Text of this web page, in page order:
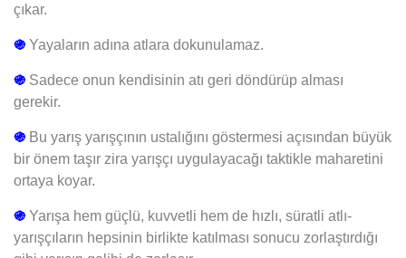
çıkar.
֍ Yayaların adına atlara dokunulamaz.
֍ Sadece onun kendisinin atı geri döndürüp alması
gerekir.
֍ Bu yarış yarışçının ustalığını göstermesi açısından büyük
bir önem taşır zira yarışçı uygulayacağı taktikle maharetini
ortaya koyar.
֍ Yarışa hem güçlü, kuvvetli hem de hızlı, süratli atlı-
yarışçıların hepsinin birlikte katılması sonucu zorlaştırdığı